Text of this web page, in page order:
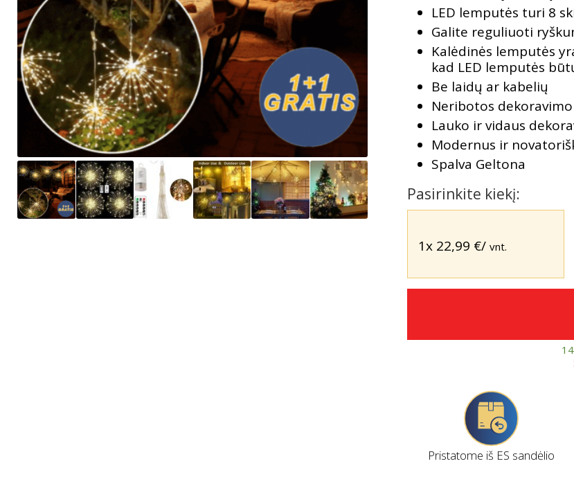
Pasirinkite kiekį:
1x 22,99 €/ vnt.
LED lemputės turi 8
Galite reguliuoti
Kalėdinės lemputės
kad LED lemputės
Be laidų ar kabelių
Neribotos
Lauko ir vidaus
Modernus ir
Spalva Geltona
Pristatome iš ES sandėlio